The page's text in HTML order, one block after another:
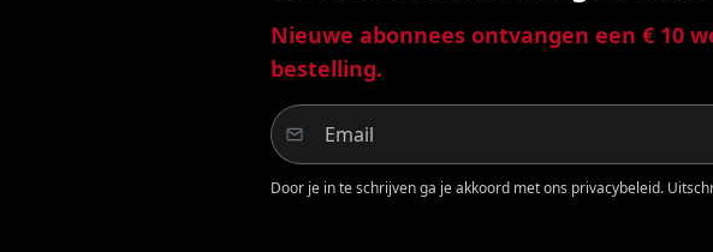
Nieuwe abonnees ontvangen een € 10
bestelling.
Door je in te schrijven ga je akkoord met ons privacybeleid.